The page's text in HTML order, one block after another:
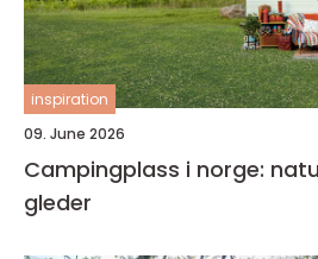
inspiration
09. June 2026
Campingplass i norge:
gleder